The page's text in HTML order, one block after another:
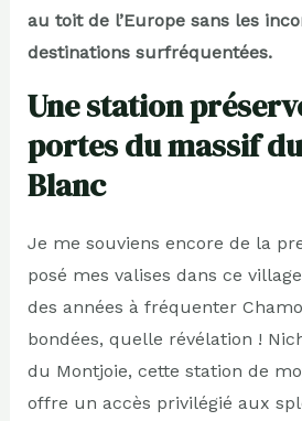
au toit de l’Europe sans les
destinations surfréquentées.
Une station
portes du massif
Blanc
Je me souviens encore de la
posé mes valises dans ce
des années à fréquenter
bondées, quelle révélation !
du Montjoie, cette station de
offre un accès privilégié aux